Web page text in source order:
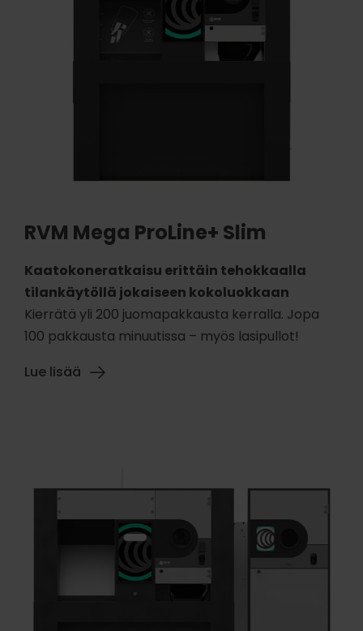
RVM Mega ProLine+ Slim
Kaatokoneratkaisu erittäin tehokkaalla
tilankäytöllä jokaiseen kokoluokkaan
Kierrätä yli 200 juomapakkausta kerralla. Jopa
100 pakkausta minuutissa – myös lasipullot!
Lue lisää